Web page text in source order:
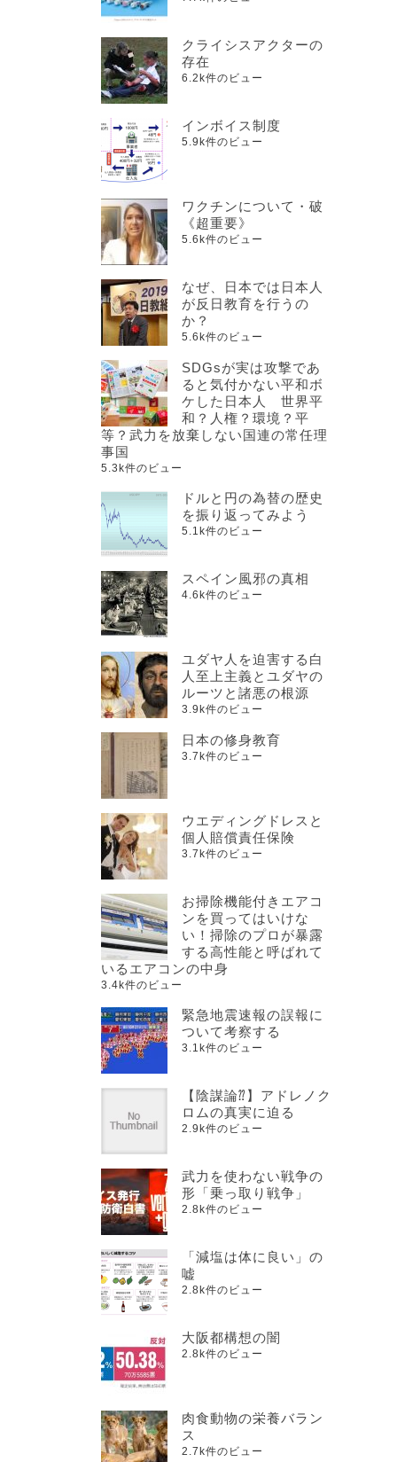
クライシスアクターの
存在
6.2k件のビュー
インボイス制度
5.9k件のビュー
ワクチンについて・破
《超重要》
5.6k件のビュー
なぜ、日本では日本人
が反日教育を行うの
か？
5.6k件のビュー
SDGsが実は攻撃であ
ると気付かない平和ボ
ケした日本人 世界平
和？人権？環境？平
等？武力を放棄しない国連の常任理
事国
5.3k件のビュー
ドルと円の為替の歴史
を振り返ってみよう
5.1k件のビュー
スペイン風邪の真相
4.6k件のビュー
ユダヤ人を迫害する白
人至上主義とユダヤの
ルーツと諸悪の根源
3.9k件のビュー
日本の修身教育
3.7k件のビュー
ウエディングドレスと
個人賠償責任保険
3.7k件のビュー
お掃除機能付きエアコ
ンを買ってはいけな
い！掃除のプロが暴露
する高性能と呼ばれて
いるエアコンの中身
3.4k件のビュー
緊急地震速報の誤報に
ついて考察する
3.1k件のビュー
【陰謀論⁇】アドレノク
ロムの真実に迫る
2.9k件のビュー
武力を使わない戦争の
形「乗っ取り戦争」
2.8k件のビュー
「減塩は体に良い」の
嘘
2.8k件のビュー
大阪都構想の闇
2.8k件のビュー
肉食動物の栄養バラン
ス
2.7k件のビュー